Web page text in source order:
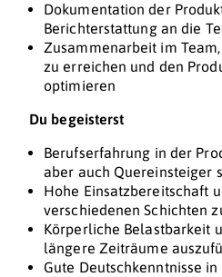
Dokumentation der
Berichterstattung an die
Zusammenarbeit im
zu erreichen und den
optimieren
Du begeisterst
Berufserfahrung in der
aber auch Quereinsteiger
Hohe Einsatzbereitschaft
verschiedenen Schichten
Körperliche Belastbarkeit
längere Zeiträume
Gute Deutschkenntnisse